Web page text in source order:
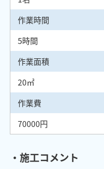
作業時間
5時間
作業面積
20㎡
作業費
70000円
・施工コメント